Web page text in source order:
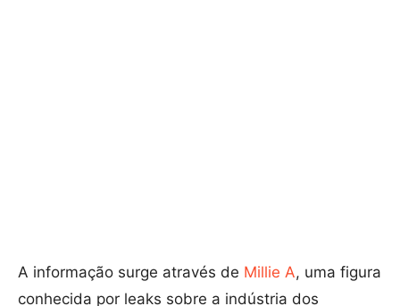
A informação surge através de Millie A, uma figura
conhecida por leaks sobre a indústria dos